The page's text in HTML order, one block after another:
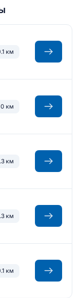
км
0 км
км
км
км